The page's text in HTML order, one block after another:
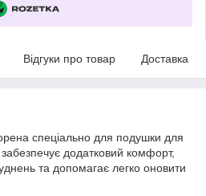
Відгуки про товар Доставка
спеціально для подушки для
забезпечує додатковий комфорт,
та допомагає легко оновити